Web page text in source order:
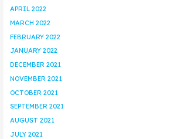
APRIL 2022
MARCH 2022
FEBRUARY 2022
JANUARY 2022
DECEMBER 2021
NOVEMBER 2021
OCTOBER 2021
SEPTEMBER 2021
AUGUST 2021
JULY 2021